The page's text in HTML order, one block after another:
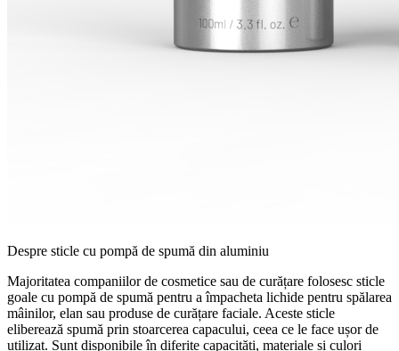
Despre sticle cu pompă de spumă din aluminiu
Majoritatea companiilor de cosmetice sau de curățare folosesc sticle
goale cu pompă de spumă pentru a împacheta lichide pentru spălarea
mâinilor, elan sau produse de curățare faciale. Aceste sticle
eliberează spumă prin stoarcerea capacului, ceea ce le face ușor de
utilizat. Sunt disponibile în diferite capacități, materiale și culori